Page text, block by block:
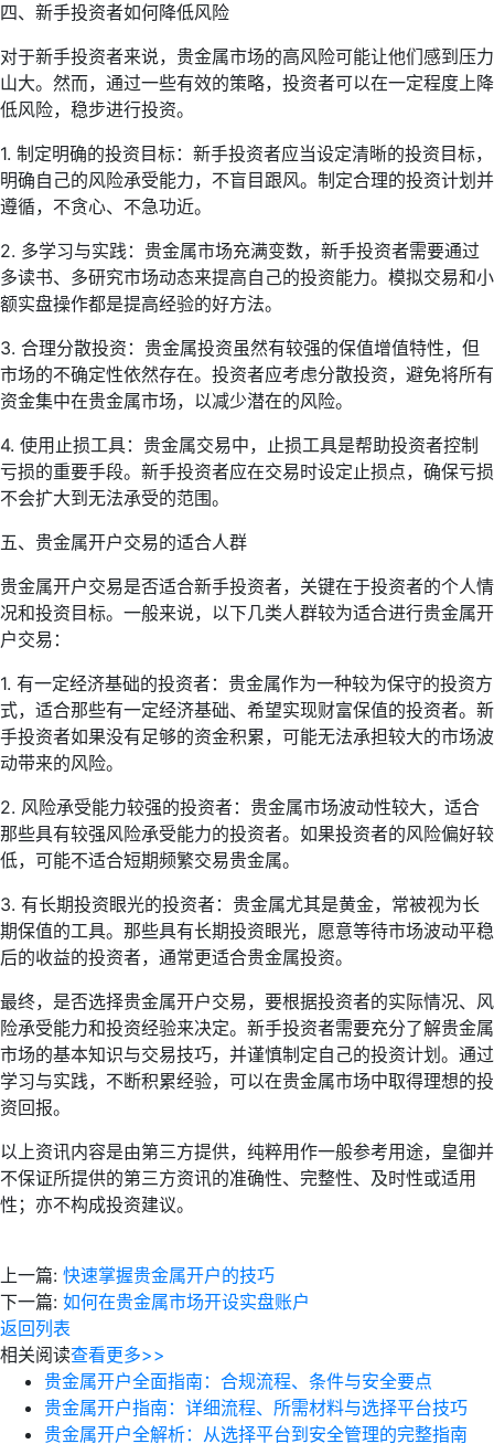
四、新手投资者如何降低风险
对于新手投资者来说，贵金属市场的高风险可能让他们感到压力
山大。然而，通过一些有效的策略，投资者可以在一定程度上降
低风险，稳步进行投资。
1. 制定明确的投资目标：新手投资者应当设定清晰的投资目标，
明确自己的风险承受能力，不盲目跟风。制定合理的投资计划并
遵循，不贪心、不急功近。
2. 多学习与实践：贵金属市场充满变数，新手投资者需要通过
多读书、多研究市场动态来提高自己的投资能力。模拟交易和小
额实盘操作都是提高经验的好方法。
3. 合理分散投资：贵金属投资虽然有较强的保值增值特性，但
市场的不确定性依然存在。投资者应考虑分散投资，避免将所有
资金集中在贵金属市场，以减少潜在的风险。
4. 使用止损工具：贵金属交易中，止损工具是帮助投资者控制
亏损的重要手段。新手投资者应在交易时设定止损点，确保亏损
不会扩大到无法承受的范围。
五、贵金属开户交易的适合人群
贵金属开户交易是否适合新手投资者，关键在于投资者的个人情
况和投资目标。一般来说，以下几类人群较为适合进行贵金属开
户交易：
1. 有一定经济基础的投资者：贵金属作为一种较为保守的投资方
式，适合那些有一定经济基础、希望实现财富保值的投资者。新
手投资者如果没有足够的资金积累，可能无法承担较大的市场波
动带来的风险。
2. 风险承受能力较强的投资者：贵金属市场波动性较大，适合
那些具有较强风险承受能力的投资者。如果投资者的风险偏好较
低，可能不适合短期频繁交易贵金属。
3. 有长期投资眼光的投资者：贵金属尤其是黄金，常被视为长
期保值的工具。那些具有长期投资眼光，愿意等待市场波动平稳
后的收益的投资者，通常更适合贵金属投资。
最终，是否选择贵金属开户交易，要根据投资者的实际情况、风
险承受能力和投资经验来决定。新手投资者需要充分了解贵金属
市场的基本知识与交易技巧，并谨慎制定自己的投资计划。通过
学习与实践，不断积累经验，可以在贵金属市场中取得理想的投
资回报。
以上资讯内容是由第三方提供，纯粹用作一般参考用途，皇御并
不保证所提供的第三方资讯的准确性、完整性、及时性或适用
性；亦不构成投资建议。
上一篇: 快速掌握贵金属开户的技巧
下一篇: 如何在贵金属市场开设实盘账户
返回列表
相关阅读查看更多>>
贵金属开户全面指南：合规流程、条件与安全要点
贵金属开户指南：详细流程、所需材料与选择平台技巧
贵金属开户全解析：从选择平台到安全管理的完整指南